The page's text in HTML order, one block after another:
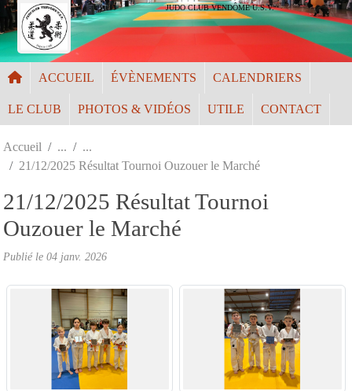
JUDO CLUB VENDÔME U.S.V.
ACCUEIL ÉVÈNEMENTS CALENDRIERS
LE CLUB PHOTOS & VIDÉOS UTILE CONTACT
Accueil
21/12/2025 Résultat Tournoi Ouzouer le Marché
21/12/2025 Résultat Tournoi
Ouzouer le Marché
Publié le 04 janv. 2026
Panneau de gestion des cookies